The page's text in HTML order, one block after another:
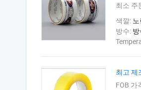
최소 주
색깔:
방수:
최고 제
FOB 가